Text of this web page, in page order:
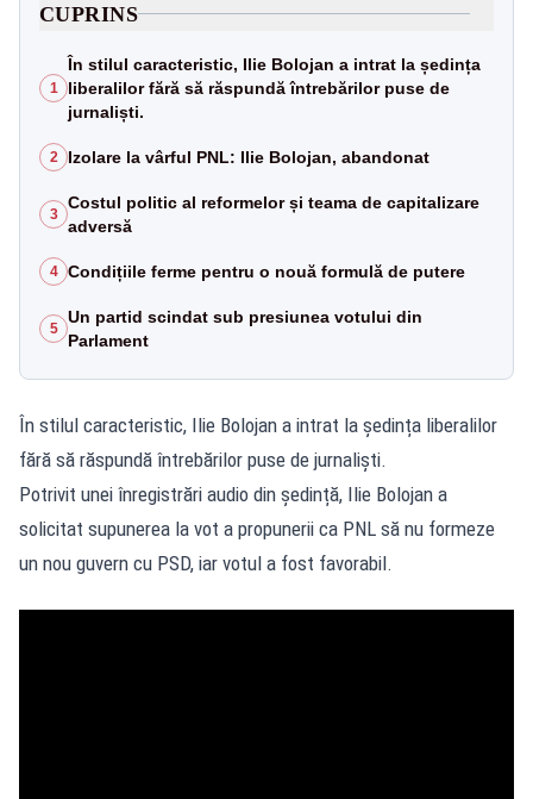
CUPRINS
1
În stilul caracteristic, Ilie Bolojan a intrat la ședința
liberalilor fără să răspundă întrebărilor puse de
jurnaliști.
2 Izolare la vârful PNL: Ilie Bolojan, abandonat
3
Costul politic al reformelor și teama de capitalizare
adversă
4 Condițiile ferme pentru o nouă formulă de putere
5
Un partid scindat sub presiunea votului din
Parlament
În stilul caracteristic, Ilie Bolojan a intrat la ședința liberalilor
fără să răspundă întrebărilor puse de jurnaliști.
Potrivit unei înregistrări audio din ședință, Ilie Bolojan a
solicitat supunerea la vot a propunerii ca PNL să nu formeze
un nou guvern cu PSD, iar votul a fost favorabil.